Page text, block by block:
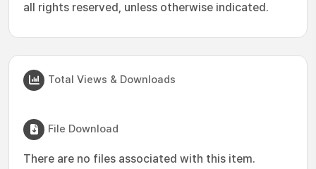
all rights reserved, unless otherwise indicated.
Total Views & Downloads
File Download
There are no files associated with this item.